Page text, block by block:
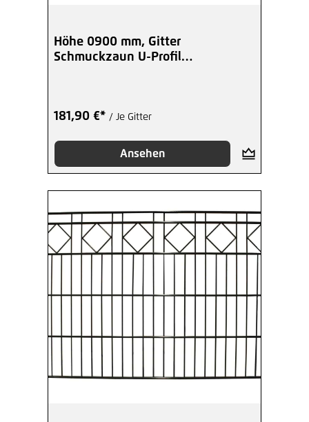
Höhe 0900 mm, Gitter
Schmuckzaun U-Profil
181,90 €* / Je Gitter
Ansehen